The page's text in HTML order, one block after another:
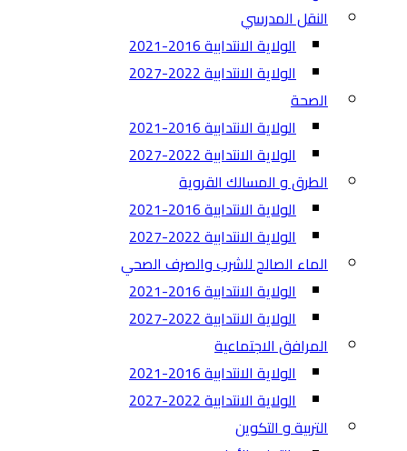
النقل المدرسي
الولاية الانتدابية 2016-2021
الولاية الانتدابية 2022-2027
الصحة
الولاية الانتدابية 2016-2021
الولاية الانتدابية 2022-2027
الطرق و المسالك القروية
الولاية الانتدابية 2016-2021
الولاية الانتدابية 2022-2027
الماء الصالح للشرب والصرف الصحي
الولاية الانتدابية 2016-2021
الولاية الانتدابية 2022-2027
المرافق الاجتماعية
الولاية الانتدابية 2016-2021
الولاية الانتدابية 2022-2027
التربية و التكوين